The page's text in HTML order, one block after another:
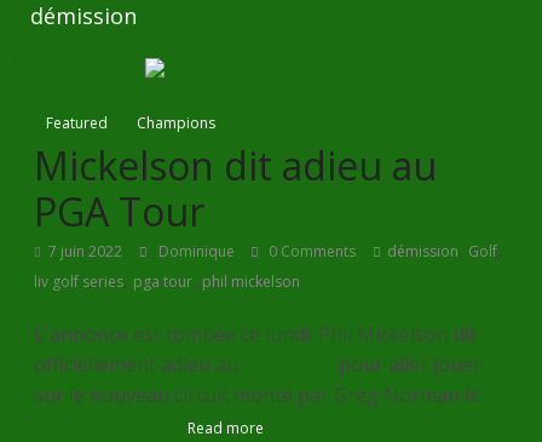
démission
Featured Champions
Mickelson dit adieu au
PGA Tour
7 juin 2022 Dominique 0 Comments démission, Golf,
liv golf series, pga tour, phil mickelson
L'annonce est tombée ce lundi: Phil Mickelson dit
officiellement adieu au
pour aller jouer
sur le nouveau circuit monté par Greg Norman le
. Read more